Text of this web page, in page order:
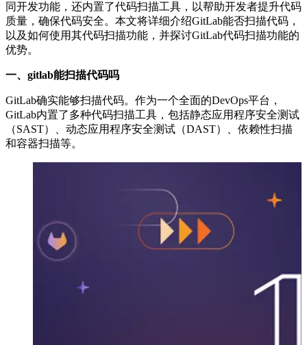
同开发功能，还内置了代码扫描工具，以帮助开发者提升代码
质量，确保代码安全。本文将详细介绍GitLab能否扫描代码，
以及如何使用其代码扫描功能，并探讨GitLab代码扫描功能的
优势。
一、gitlab能扫描代码吗
GitLab确实能够扫描代码。作为一个全面的DevOps平台，
GitLab内置了多种代码扫描工具，包括静态应用程序安全测试
（SAST）、动态应用程序安全测试（DAST）、依赖性扫描
和容器扫描等。